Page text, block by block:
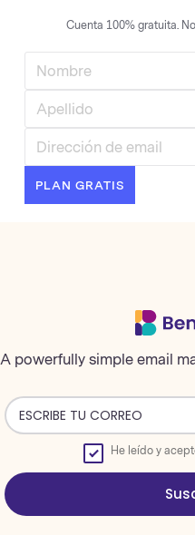
Cuenta 100% gratuita.
A powerfully simple email
He leído y